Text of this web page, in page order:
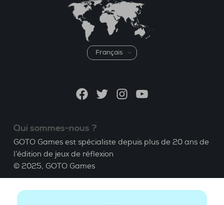
Choisir
une
FacebookTwitterInstagramYouTube
Qui sommes-nous ?
GOTO Games est spécialiste depuis plus de 20 ans de
l’édition de jeux de réflexion
© 2025, GOTO Games
A propos